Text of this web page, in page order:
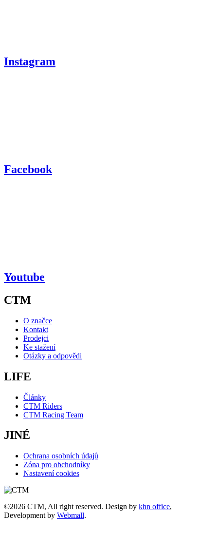
Instagram
Facebook
Youtube
CTM
O značce
Kontakt
Prodejci
Ke stažení
Otázky a odpovědi
LIFE
Články
CTM Riders
CTM Racing Team
JINÉ
Ochrana osobních údajů
Zóna pro obchodníky
Nastavení cookies
©2026 CTM, All right reserved. Design by khn office,
Development by Webmall.